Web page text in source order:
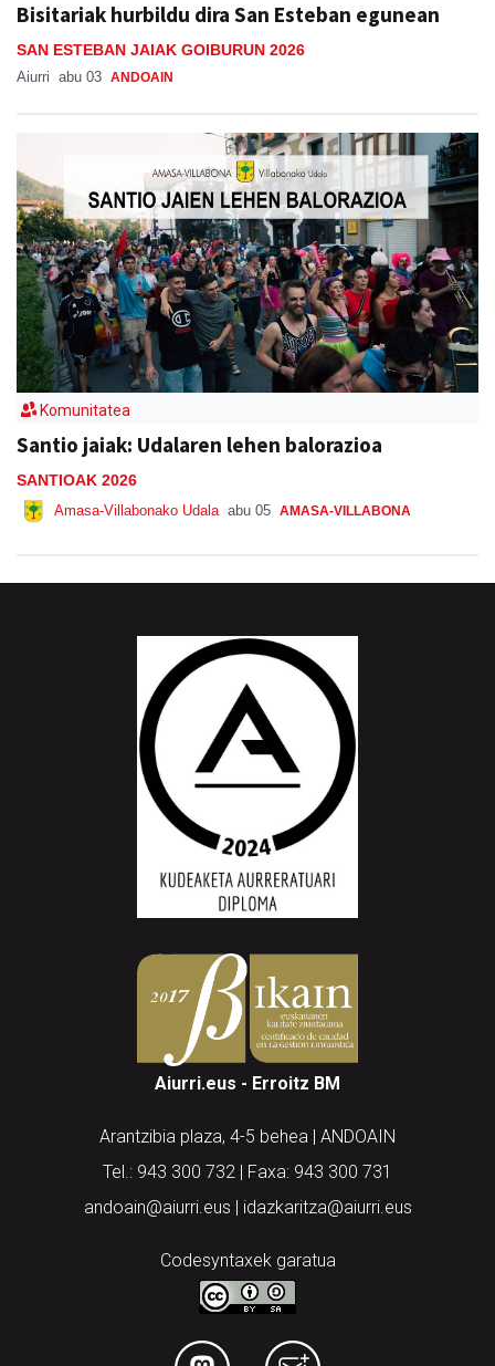
Bisitariak hurbildu dira San Esteban egunean
SAN ESTEBAN JAIAK GOIBURUN 2026
Aiurri abu 03 ANDOAIN
Komunitatea
Santio jaiak: Udalaren lehen balorazioa
SANTIOAK 2026
Amasa-Villabonako Udala abu 05 AMASA-VILLABONA
Aiurri.eus - Erroitz BM
Arantzibia plaza, 4-5 behea | ANDOAIN
Tel.: 943 300 732 | Faxa: 943 300 731
andoain@aiurri.eus | idazkaritza@aiurri.eus
Codesyntaxek garatua